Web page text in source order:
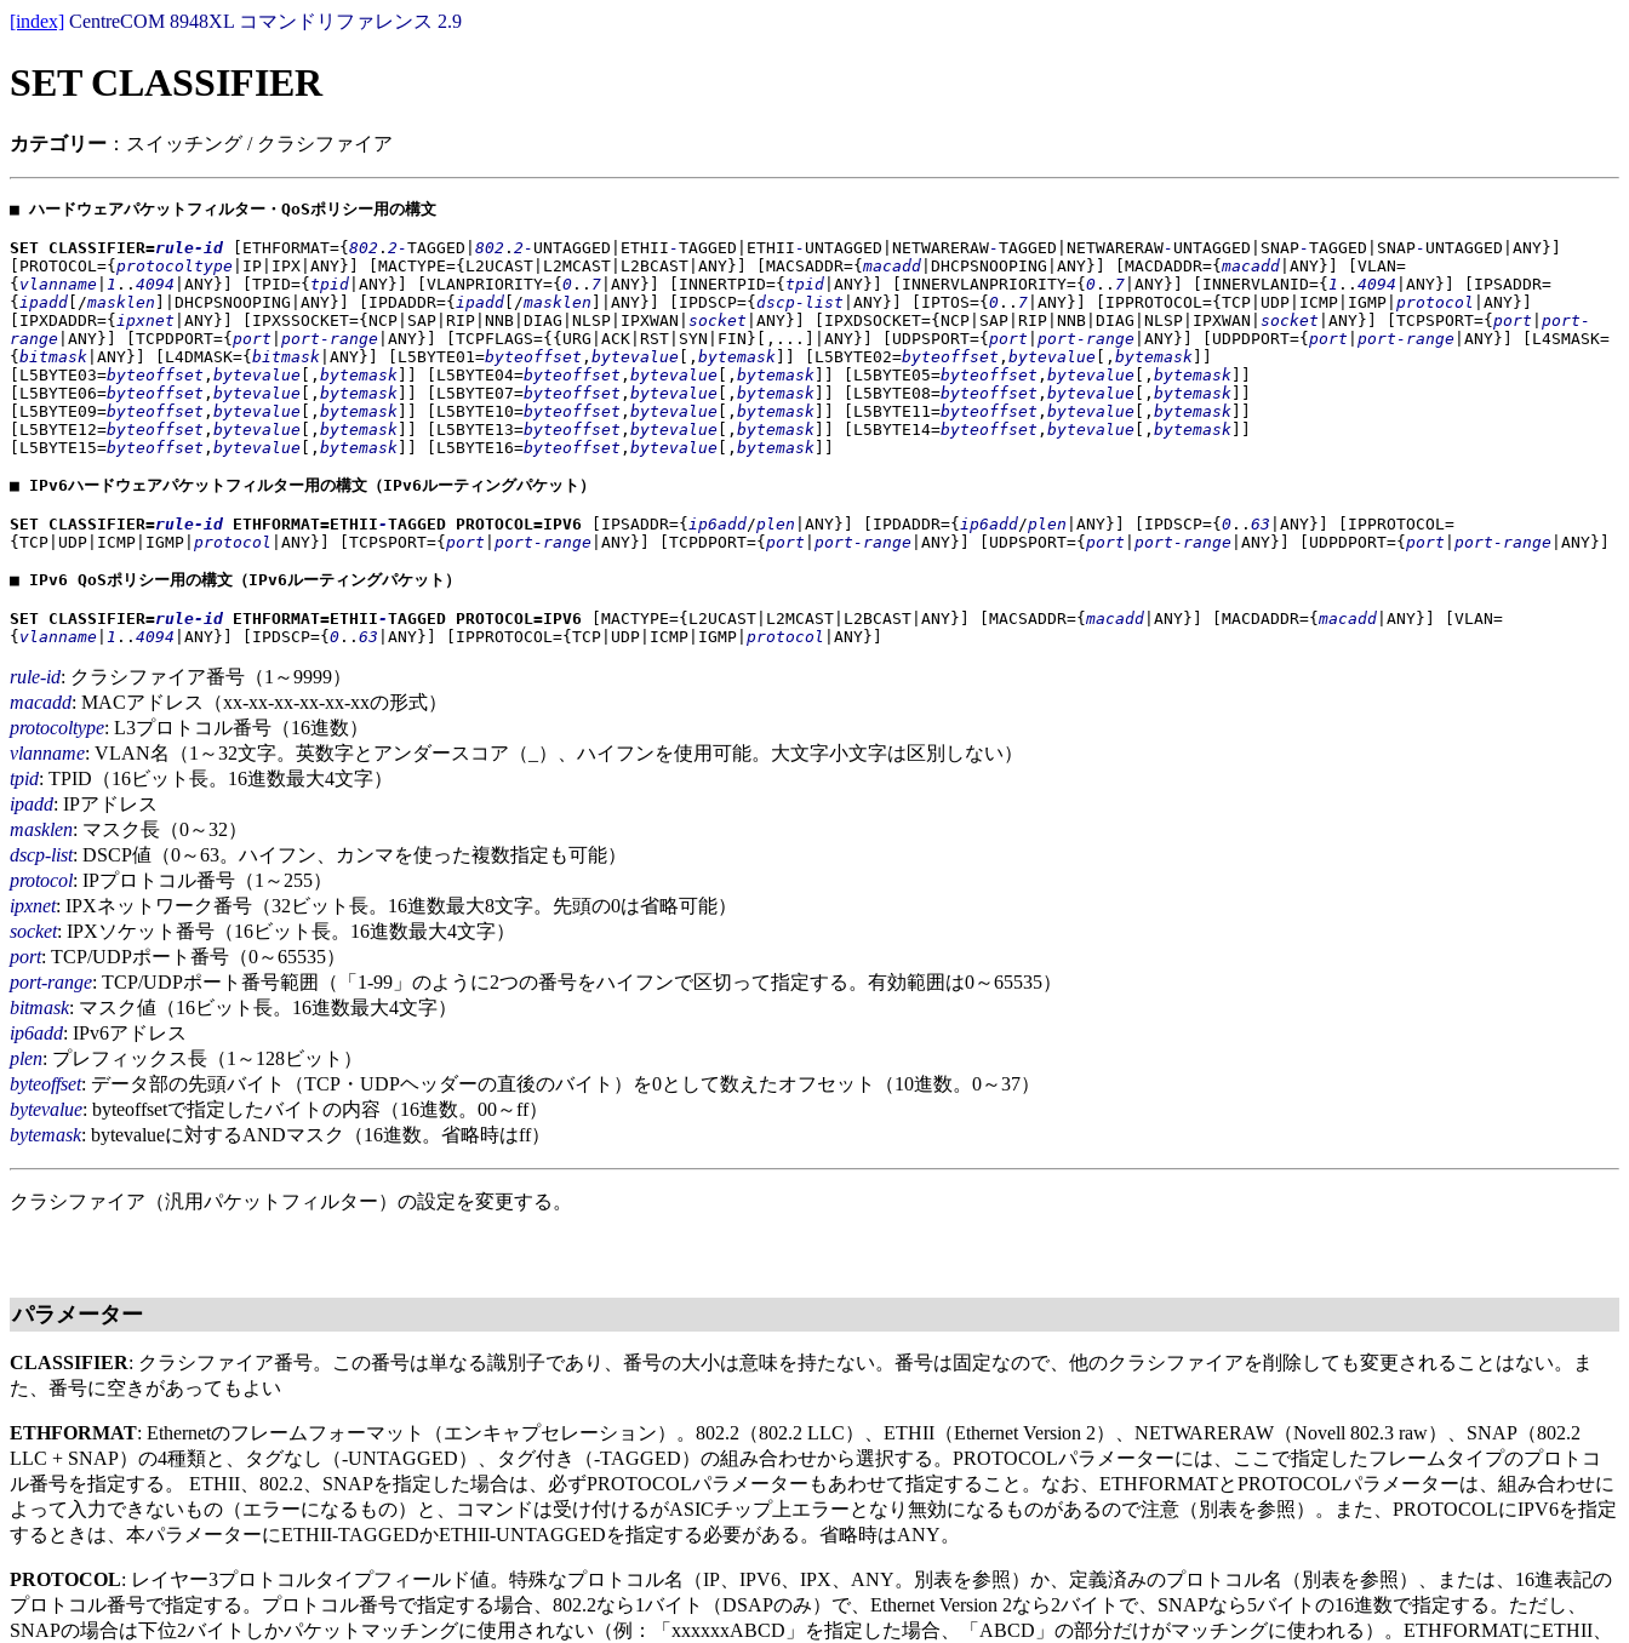
[index] CentreCOM 8948XL コマンドリファレンス 2.9
SET CLASSIFIER
カテゴリー ：スイッチング / クラシファイア
■ ハードウェアパケットフィルター・QoSポリシー用の構文
SET CLASSIFIER=rule-id [ETHFORMAT={ 802 . 2-TAGGED| 802 . 2- UNTAGGED|ETHII -TAGGED|ETHII - UNTAGGED|NETWARERAW-TAGGED|NETWARERAW- UNTAGGED|SNAP-TAGGED|SNAP- UNTAGGED|ANY}]
[PROTOCOL={ protocoltype |IP|IPX|ANY}] [MACTYPE={L2UCAST|L2MCAST|L2BCAST|ANY}] [MACSADDR={ macadd |DHCPSNOOPING|ANY}] [MACDADDR={ macadd |ANY}]
[VLAN=
{ vlanname 1 .. 4094 |ANY}] [TPID={ tpid |ANY}] [VLANPRIORITY={ 0 .. 7 |ANY}] [INNERTPID={ tpid |ANY}] [INNERVLANPRIORITY={ 0 .. 7 |ANY}] [INNERVLANID={ 1 .. 4094 |ANY}]
[IPSADDR=
{ ipadd [/masklen ]|DHCPSNOOPING|ANY}] [IPDADDR={ ipadd [/masklen ]|ANY}] [IPDSCP={ dscp-list |ANY}] [IPTOS={ 0 .. 7 |ANY}] [IPPROTOCOL={TCP|UDP|ICMP|IGMP| protocol
|ANY}]
[IPXDADDR={ ipxnet |ANY}] [IPXSSOCKET={NCP|SAP|RIP|NNB|DIAG|NLSP|IPXWAN| socket |ANY}] [IPXDSOCKET={NCP|SAP|RIP|NNB|DIAG|NLSP|IPXWAN| socket |ANY}] [TCPSPORT={ port port-
range |ANY}] [TCPDPORT={ port port-range |ANY}] [TCPFLAGS={{URG|ACK|RST|SYN|FIN}[,...]|ANY}] [UDPSPORT={ port port-range |ANY}] [UDPDPORT={ port port-range |ANY}]
[L4SMASK=
{ bitmask |ANY}] [L4DMASK={ bitmask |ANY}] [L5BYTE01=byteoffset , bytevalue [, bytemask [L5BYTE02=byteoffset , bytevalue [, bytemask
[L5BYTE03=byteoffset , bytevalue [, bytemask [L5BYTE04=byteoffset , bytevalue [, bytemask [L5BYTE05=byteoffset , bytevalue [, bytemask
[L5BYTE06=byteoffset , bytevalue [, bytemask [L5BYTE07=byteoffset , bytevalue [, bytemask [L5BYTE08=byteoffset , bytevalue [, bytemask
[L5BYTE09=byteoffset , bytevalue [, bytemask [L5BYTE10=byteoffset , bytevalue [, bytemask [L5BYTE11=byteoffset , bytevalue [, bytemask
[L5BYTE12=byteoffset , bytevalue [, bytemask [L5BYTE13=byteoffset , bytevalue [, bytemask [L5BYTE14=byteoffset , bytevalue [, bytemask
[L5BYTE15=byteoffset , bytevalue [, bytemask [L5BYTE16=byteoffset , bytevalue [, bytemask
■ IPv6ハードウェアパケットフィルター用の構文（IPv6ルーティングパケット）
SET CLASSIFIER=rule-id ETHFORMAT=ETHII-TAGGED PROTOCOL=IPV6 [IPSADDR={ ip6add/plen |ANY}] [IPDADDR={ ip6add/plen |ANY}] [IPDSCP={ 0 .. 63 |ANY}]
[IPPROTOCOL=
{TCP|UDP|ICMP|IGMP| protocol |ANY}] [TCPSPORT={ port port-range |ANY}] [TCPDPORT={ port port-range |ANY}] [UDPSPORT={ port port-range |ANY}] [UDPDPORT={ port port-range |ANY}]
■ IPv6 QoSポリシー用の構文（IPv6ルーティングパケット）
SET CLASSIFIER=rule-id ETHFORMAT=ETHII-TAGGED PROTOCOL=IPV6 [MACTYPE={L2UCAST|L2MCAST|L2BCAST|ANY}] [MACSADDR={ macadd |ANY}] [MACDADDR={ macadd |ANY}]
[VLAN=
{ vlanname 1 .. 4094 |ANY}] [IPDSCP={ 0 .. 63 |ANY}] [IPPROTOCOL={TCP|UDP|ICMP|IGMP| protocol |ANY}]
rule-id: クラシファイア番号（1～9999）
macadd: MACアドレス（xx-xx-xx-xx-xx-xxの形式）
protocoltype: L3プロトコル番号（16進数）
vlanname: VLAN名（1～32文字。英数字とアンダースコア（_）、ハイフンを使用可能。大文字小文字は区別しない）
tpid: TPID（16ビット長。16進数最大4文字）
ipadd: IPアドレス
masklen: マスク長（0～32）
dscp-list: DSCP値（0～63。ハイフン、カンマを使った複数指定も可能）
protocol: IPプロトコル番号（1～255）
ipxnet: IPXネットワーク番号（32ビット長。16進数最大8文字。先頭の0は省略可能）
socket: IPXソケット番号（16ビット長。16進数最大4文字）
port: TCP/UDPポート番号（0～65535）
port-range: TCP/UDPポート番号範囲（「1-99」のように2つの番号をハイフンで区切って指定する。有効範囲は0～65535）
bitmask: マスク値（16ビット長。16進数最大4文字）
ip6add: IPv6アドレス
plen: プレフィックス長（1～128ビット）
byteoffset: データ部の先頭バイト（TCP・UDPヘッダーの直後のバイト）を0として数えたオフセット（10進数。0～37）
bytevalue: byteoffsetで指定したバイトの内容（16進数。00～ff）
bytemask: bytevalueに対するANDマスク（16進数。省略時はff）
クラシファイア（汎用パケットフィルター）の設定を変更する。
パラメーター
CLASSIFIER: クラシファイア番号。この番号は単なる識別子であり、番号の大小は意味を持たない。番号は固定なので、他のクラシファイアを削除しても変更されることはない。ま
た、番号に空きがあってもよい
ETHFORMAT: Ethernetのフレームフォーマット（エンキャプセレーション）。802.2（802.2 LLC）、ETHII（Ethernet Version 2）、NETWARERAW（Novell 802.3 raw）、SNAP（802.2
LLC + SNAP）の4種類と、タグなし（-UNTAGGED）、タグ付き（-TAGGED）の組み合わせから選択する。PROTOCOLパラメーターには、ここで指定したフレームタイプのプロトコ
ル番号を指定する。 ETHII、802.2、SNAPを指定した場合は、必ずPROTOCOLパラメーターもあわせて指定すること。なお、ETHFORMATとPROTOCOLパラメーターは、組み合わせに
よって入力できないもの（エラーになるもの）と、コマンドは受け付けるがASICチップ上エラーとなり無効になるものがあるので注意（別表を参照）。また、PROTOCOLにIPV6を指定
するときは、本パラメーターにETHII-TAGGEDかETHII-UNTAGGEDを指定する必要がある。省略時はANY。
PROTOCOL: レイヤー3プロトコルタイプフィールド値。特殊なプロトコル名（IP、IPV6、IPX、ANY。別表を参照）か、定義済みのプロトコル名（別表を参照）、または、16進表記の
プロトコル番号で指定する。プロトコル番号で指定する場合、802.2なら1バイト（DSAPのみ）で、Ethernet Version 2なら2バイトで、SNAPなら5バイトの16進数で指定する。ただし、
SNAPの場合は下位2バイトしかパケットマッチングに使用されない（例：「xxxxxxABCD」を指定した場合、「ABCD」の部分だけがマッチングに使われる）。ETHFORMATにETHII、